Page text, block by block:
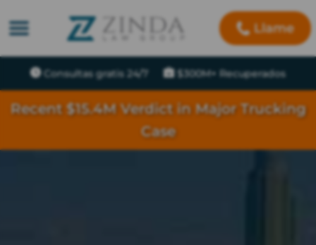
Llame
Consultas gratis 24/7 $300M+ Recuperados
Recent $15.4M Verdict in Major Trucking
Case